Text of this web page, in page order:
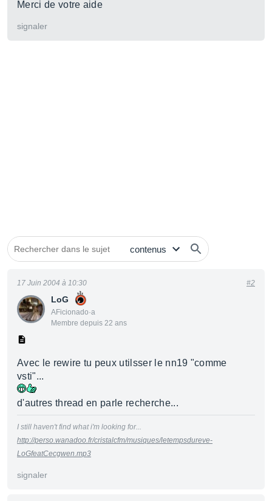
Merci de votre aide
signaler
LoG
AFicionado·a
Membre depuis 22 ans
17 Juin 2004 à 10:30 #2
Avec le rewire tu peux utilsser le nn19 "comme
vsti"...
d'autres thread en parle recherche...
I still haven't find what i'm looking for...
http://perso.wanadoo.fr/cristalcfm/musiques/letempsdureve-
LoGfeatCecgwen.mp3
signaler